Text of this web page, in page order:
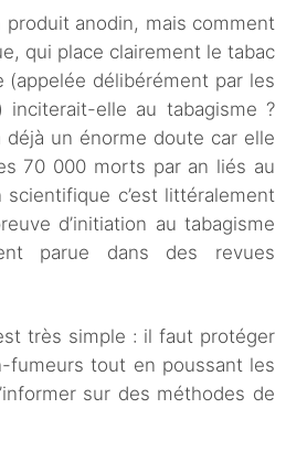
produit anodin, mais comment
qui place clairement le tabac
(appelée délibérément par les
inciterait-elle au tabagisme ?
un énorme doute car elle
70 000 morts par an liés au
c’est littéralement
d’initiation au tabagisme
parue dans des revues
très simple : il faut protéger
fumeurs tout en poussant les
sur des méthodes de